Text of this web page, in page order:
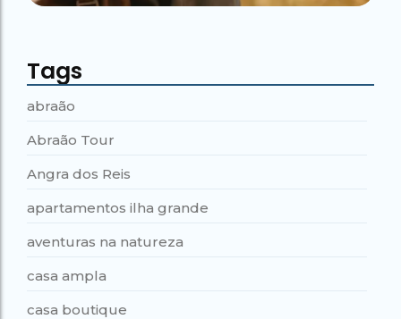
Tags
abraão
Abraão Tour
Angra dos Reis
apartamentos ilha grande
aventuras na natureza
casa ampla
casa boutique